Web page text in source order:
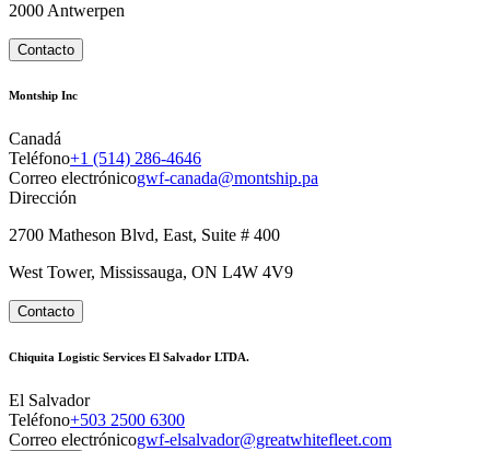
2000 Antwerpen
Contacto
Montship Inc
Canadá
Teléfono+1 (514) 286-4646
Correo electrónicogwf-canada@montship.pa
Dirección
2700 Matheson Blvd, East, Suite # 400
West Tower, Mississauga, ON L4W 4V9
Contacto
Chiquita Logistic Services El Salvador LTDA.
El Salvador
Teléfono+503 2500 6300
Correo electrónicogwf-elsalvador@greatwhitefleet.com